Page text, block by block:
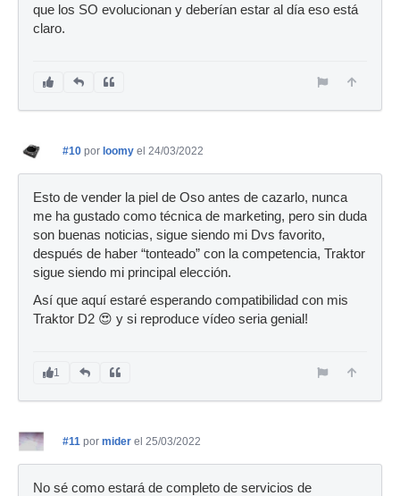
que los SO evolucionan y deberían estar al día eso está
claro.
#10 por loomy el 24/03/2022
Esto de vender la piel de Oso antes de cazarlo, nunca
me ha gustado como técnica de marketing, pero sin duda
son buenas noticias, sigue siendo mi Dvs favorito,
después de haber “tonteado” con la competencia, Traktor
sigue siendo mi principal elección.
Así que aquí estaré esperando compatibilidad con mis
Traktor D2 😍 y si reproduce vídeo seria genial!
1
#11 por mider el 25/03/2022
No sé como estará de completo de servicios de